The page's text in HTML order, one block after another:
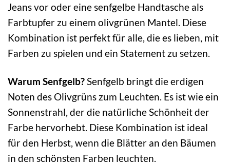
Jeans vor oder eine senfgelbe Handtasche als
Farbtupfer zu einem olivgrünen Mantel. Diese
Kombination ist perfekt für alle, die es lieben, mit
Farben zu spielen und ein Statement zu setzen.
Warum Senfgelb?Senfgelb bringt die erdigen
Noten des Olivgrüns zum Leuchten. Es ist wie ein
Sonnenstrahl, der die natürliche Schönheit der
Farbe hervorhebt. Diese Kombination ist ideal
für den Herbst, wenn die Blätter an den Bäumen
in den schönsten Farben leuchten.